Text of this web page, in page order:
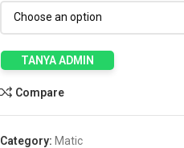
TANYA ADMIN
Compare
Category: Matic